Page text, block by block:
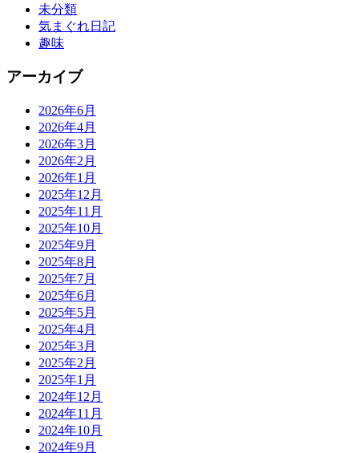
未分類
気まぐれ日記
趣味
アーカイブ
2026年6月
2026年4月
2026年3月
2026年2月
2026年1月
2025年12月
2025年11月
2025年10月
2025年9月
2025年8月
2025年7月
2025年6月
2025年5月
2025年4月
2025年3月
2025年2月
2025年1月
2024年12月
2024年11月
2024年10月
2024年9月